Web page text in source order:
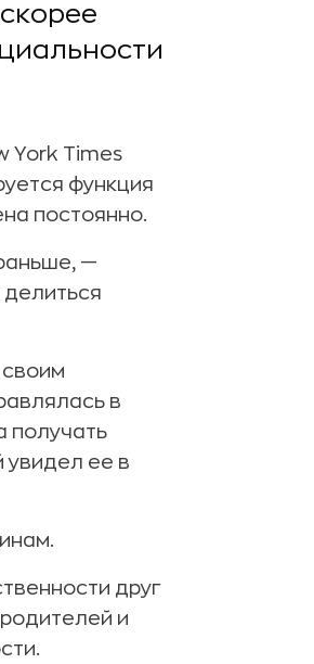
York Times
функция
постоянно.
—
в
получать
ее в
друг
и